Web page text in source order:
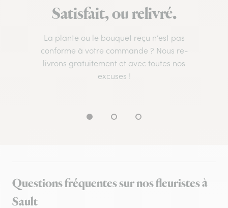
Satisfait, ou relivré.
La plante ou le bouquet reçu n’est pas
conforme à votre commande ? Nous re-
livrons gratuitement et avec toutes nos
excuses !
Questions fréquentes sur nos fleuristes à
Sault